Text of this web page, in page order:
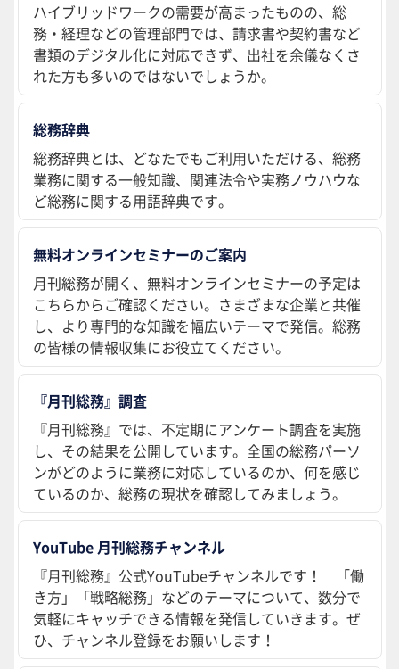
ハイブリッドワークの需要が高まったものの、総
務・経理などの管理部門では、請求書や契約書など
書類のデジタル化に対応できず、出社を余儀なくさ
れた方も多いのではないでしょうか。
総務辞典
総務辞典とは、どなたでもご利用いただける、総務
業務に関する一般知識、関連法令や実務ノウハウな
ど総務に関する用語辞典です。
無料オンラインセミナーのご案内
月刊総務が開く、無料オンラインセミナーの予定は
こちらからご確認ください。さまざまな企業と共催
し、より専門的な知識を幅広いテーマで発信。総務
の皆様の情報収集にお役立てください。
『月刊総務』調査
『月刊総務』では、不定期にアンケート調査を実施
し、その結果を公開しています。全国の総務パーソ
ンがどのように業務に対応しているのか、何を感じ
ているのか、総務の現状を確認してみましょう。
YouTube 月刊総務チャンネル
『月刊総務』公式YouTubeチャンネルです！ 「働
き方」「戦略総務」などのテーマについて、数分で
気軽にキャッチできる情報を発信していきます。ぜ
ひ、チャンネル登録をお願いします！